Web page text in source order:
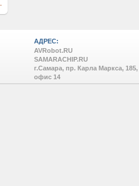
АДРЕС:
AVRobot.RU
SAMARACHIP.RU
г.Самара, пр. Карла Маркса, 185,
офис 14